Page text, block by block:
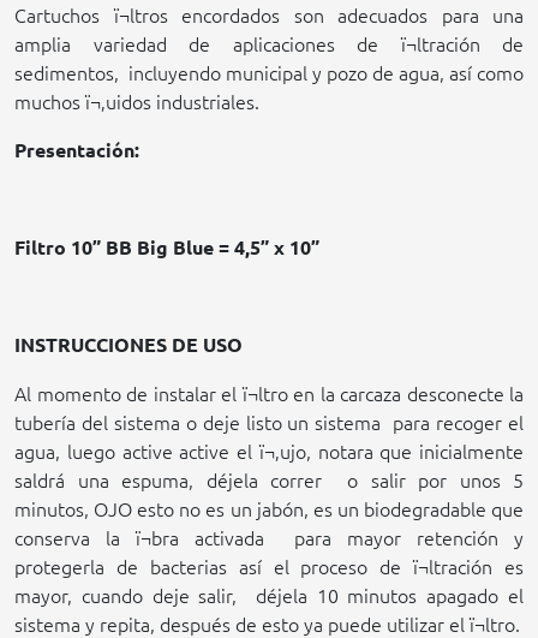
Cartuchos ï¬ltros encordados son adecuados para una
amplia variedad de aplicaciones de ï¬ltración de
sedimentos, incluyendo municipal y pozo de agua, así como
muchos ï¬‚uidos industriales.
Presentación:
Filtro 10” BB Big Blue = 4,5” x 10”
INSTRUCCIONES DE USO
Al momento de instalar el ï¬ltro en la carcaza desconecte la
tubería del sistema o deje listo un sistema para recoger el
agua, luego active active el ï¬‚ujo, notara que inicialmente
saldrá una espuma, déjela correr
o salir por unos 5
minutos, OJO esto no es un jabón, es un biodegradable que
conserva la ï¬bra activada
para mayor retención y
protegerla de bacterias así el proceso de ï¬ltración es
mayor, cuando deje salir,
déjela 10 minutos apagado el
sistema y repita, después de esto ya puede utilizar el ï¬ltro.